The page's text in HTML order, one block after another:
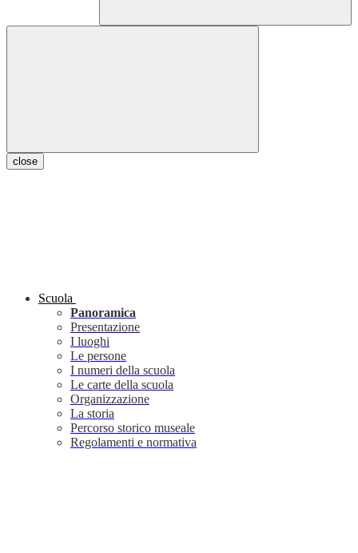
close
Scuola
Panoramica
Presentazione
I luoghi
Le persone
I numeri della scuola
Le carte della scuola
Organizzazione
La storia
Percorso storico museale
Regolamenti e normativa